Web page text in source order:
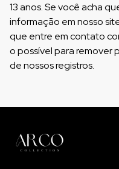
13 anos. Se você acha
informação em nosso
que entre em contato
o possível para remover
de nossos registros.